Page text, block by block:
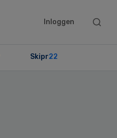
Inloggen
Search
Skipr22